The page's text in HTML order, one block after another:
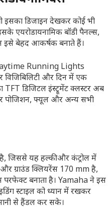
इसका डिजाइन देखकर कोई भी
एयरोडायनामिक बॉडी पैनल्स,
इसे बेहद आकर्षक बनाते हैं।
Running Lights
विजिबिलिटी और दिन में एक
TFT डिजिटल इंस्ट्रूमेंट क्लस्टर अब
पोजिशन, फ्यूल और अन्य सभी
जिससे यह हल्की और कंट्रोल में
ग्राउंड क्लियरेंस 170 mm है,
बनाता है। Yamaha ने इस
स्टाइल को ध्यान में रखकर
से हैंडल कर सके।